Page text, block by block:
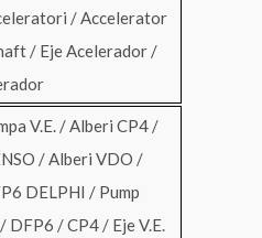
/ Accelerator
/ Eje Acelerador /
V.E. / Alberi CP4 /
/ Alberi VDO /
DELPHI / Pump
DFP6 / CP4 / Eje V.E.